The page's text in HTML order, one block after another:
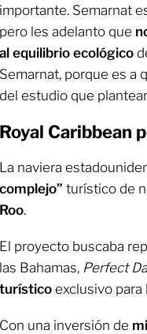
importante. Semarnat
pero les adelanto que
al equilibrio ecológico
Semarnat, porque es a
del estudio que
Royal Caribbean
La naviera
complejo” turístico de
Roo.
El proyecto buscaba
las Bahamas, Perfect
turístico exclusivo para
Con una inversión de